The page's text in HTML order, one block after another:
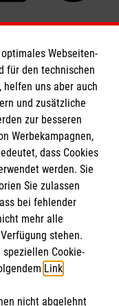
Webseiten-
für den technischen
uns aber auch
und zusätzliche
zur besseren
Werbekampagnen,
dass Cookies
werden. Sie
Sie zulassen
bei fehlender
mehr alle
stehen.
Cookie-
Link.
nicht abgelehnt